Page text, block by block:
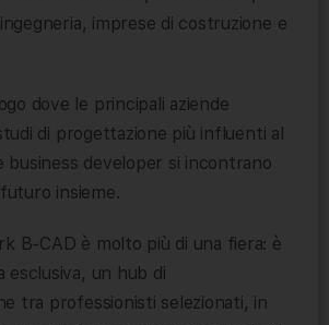
imprese di costruzione e
dove le principali aziende
di progettazione più influenti al
business developer si incontrano
insieme.
B-CAD è molto più di una fiera: è
esclusiva, un hub di
tra professionisti selezionati, in